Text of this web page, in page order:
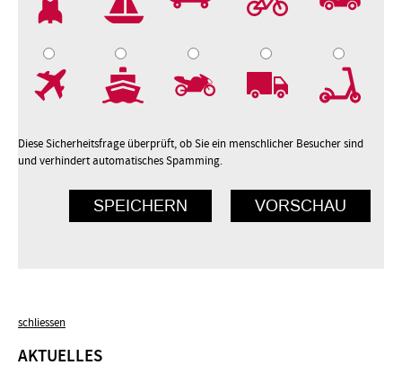
Diese Sicherheitsfrage überprüft, ob Sie ein menschlicher Besucher sind
und verhindert automatisches Spamming.
schliessen
AKTUELLES